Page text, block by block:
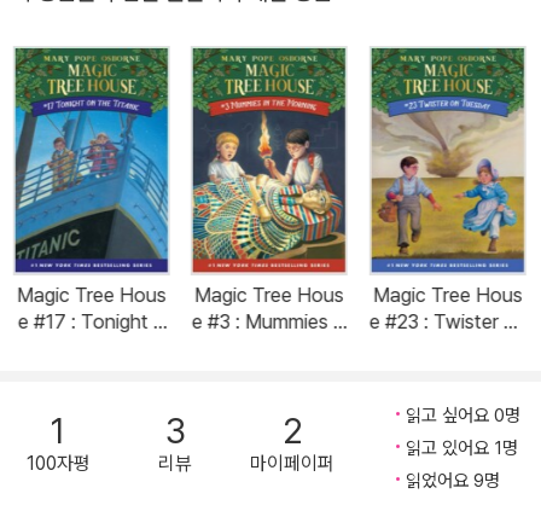
Magic Tree Hous
e #17 : Tonight o
Magic Tree Hous
e #3 : Mummies in
Magic Tree Hous
e #23 : Twister on
1
100자평
3
리뷰
2
마이페이퍼
읽고 싶어요 0명
읽고 있어요 1명
읽었어요 9명